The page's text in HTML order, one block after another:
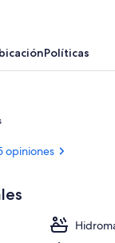
Vista desde la
Políticas
opiniones